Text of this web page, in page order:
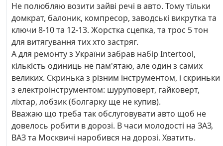
Не полюбляю возити зайві речі в авто. Тому тільки
домкрат, балоник, компресор, заводські викрутка та
ключи 8-10 та 12-13. Жорстка сцепка, та трос 5 тон
для витягування тих хто застряг.
А для ремонту з України забрав набір Intertool,
кількість одиниць не пам'ятаю, але один з самих
великих. Скринька з різним інструментом, і скриньки
з електроінструментом: шуруповерт, гайковерт,
ліхтар, лобзик (болгарку ще не купив).
Вважаю що треба так обслуговувати авто щоб не
довелось робити в дорозі. В часи молодості на ЗАЗ,
ВАЗ та Москвичі наробився на дорозі. Хватить.